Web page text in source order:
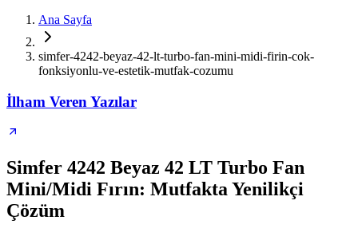
Ana Sayfa
simfer-4242-beyaz-42-lt-turbo-fan-mini-midi-firin-cok-
fonksiyonlu-ve-estetik-mutfak-cozumu
İlham Veren Yazılar
Simfer 4242 Beyaz 42 LT Turbo Fan
Mini/Midi Fırın: Mutfakta Yenilikçi
Çözüm